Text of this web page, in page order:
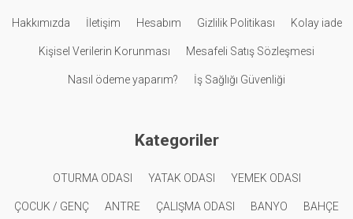
Hakkımızda İletişim Hesabım Gizlilik Politikası Kolay iade
Kişisel Verilerin Korunması Mesafeli Satış Sözleşmesi
Nasıl ödeme yaparım? İş Sağlığı Güvenliği
Kategoriler
OTURMA ODASI YATAK ODASI YEMEK ODASI
ÇOCUK / GENÇ ANTRE ÇALIŞMA ODASI BANYO BAHÇE